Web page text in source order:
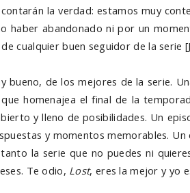
la verdad: estamos muy
haber abandonado ni por un
cualquier buen seguidor de la serie
bueno, de los mejores de la serie.
homenajea el final de la
y lleno de posibilidades. Un
y momentos memorables.
la serie que no puedes ni
Te odio, Lost, eres la mejor y yo